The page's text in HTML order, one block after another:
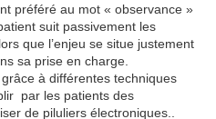
préféré au mot « observance »
suit passivement les
que l’enjeu se situe justement
sa prise en charge.
à différentes techniques
par les patients des
de piluliers électroniques..